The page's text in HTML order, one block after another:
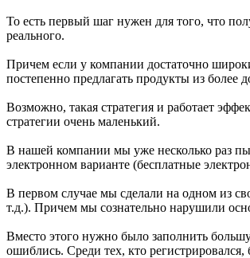
То есть первый шаг нужен для того, что
реального.
Причем если у компании достаточно
постепенно предлагать продукты из
Возможно, такая стратегия и работает
стратегии очень маленький.
В нашей компании мы уже несколько раз
электронном варианте (бесплатные
В первом случае мы сделали на одном из
т.д.). Причем мы сознательно нарушили
Вместо этого нужно было заполнить
ошиблись. Среди тех, кто регистрировался,